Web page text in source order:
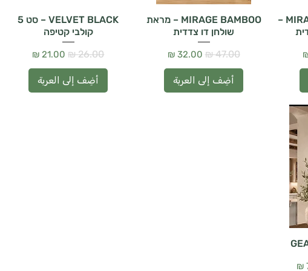
MIRAGE BAMBOO BLACK –
MIRAGE BAMBOO – מראת
שולחן דו צדדית
سعر عادي‏47.00 ₪ سعر البيع
أضِف إلى العربة
VELVET BLACK – סט 5
קולבי קטיפה
سعر عادي سعر البيع
أضِف إلى العربة